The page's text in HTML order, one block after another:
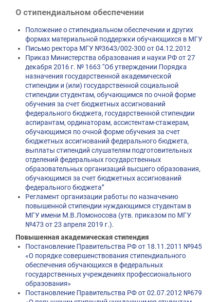
Вячеслав Никонов в программе «Большая игра» —
Первый канал, 27.07.2026. Часть 1-2
Конкурсные списки лиц, прошедших
вступительные испытания в МГУ имени
М.В.Ломоносова в 2026 году по каждому
конкурсу (ранжированные списки поступающих)
Вячеслав Никонов в программе «Большая игра» —
Первый канал, 24.07.2026. Часть 1-2
Вячеслав Никонов в программе «Большая игра» —
Первый канал, 06.08.2026. Часть 1-3
О стипендиальном обеспечении
Положение о стипендиальном обеспечении и других
формах материальной поддержки обучающихся в МГУ
Письмо ректора МГУ №3643/002-300 от 04.12.2012
Приказ Министерства образования и науки РФ от 27
декабря 2016 г. № 1663 “Об утверждении Порядка
назначения государственной академической
стипендии и (или) государственной социальной
стипендии студентам, обучающимся по очной форме
обучения за счет бюджетных ассигнований
федерального бюджета, государственной стипендии
аспирантам, ординаторам, ассистентам-стажерам,
обучающимся по очной форме обучения за счет
бюджетных ассигнований федерального бюджета,
выплаты стипендий слушателям подготовительных
отделений федеральных государственных
образовательных организаций высшего образования,
обучающимся за счет бюджетных ассигнований
федерального бюджета”
Регламент организации работы по назначению
повышенной стипендии нуждающимся студентам в
МГУ имени М.В.Ломоносова (утв. приказом по МГУ
№473 от 23 апреля 2019 г.).
Повышенная академическая стипендия
Постановление Правительства РФ от 18.11.2011 №945
«О порядке совершенствования стипендиального
обеспечения обучающихся в федеральных
государственных учреждениях профессионального
образования»
Постановление Правительства РФ от 02.07.2012 №679